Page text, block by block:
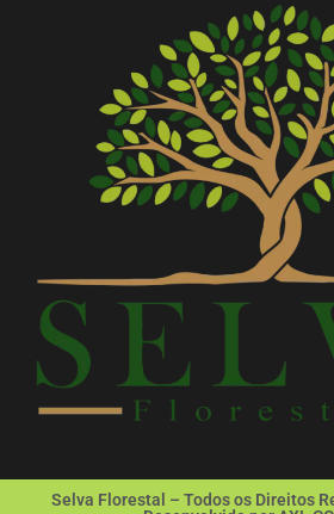
Selva Florestal – Todos os Direitos